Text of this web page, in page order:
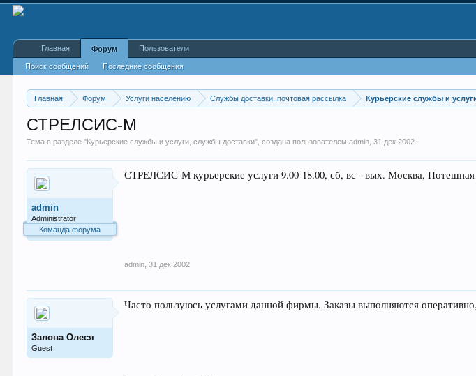
Главная Форум Услуги населению Службы доставки, почтовая рассылка Курьерские службы и
СТРЕЛСИС-М
Тема в разделе "Курьерские службы и услуги, службы доставки", создана пользователемadmin ,31 дек 2002
admin
Administrator
Команда форума
СТРЕЛСИС-М курьерские услуги 9.00-18.00, сб, вс - вых. Москва, Потешная
admin 31 дек 2002
Залова Олеся
Guest
Часто пользуюсь услугами данной фирмы. Заказы выполняются
Главная Форум
Поиск сообщений Последние сообщения
Пользователи